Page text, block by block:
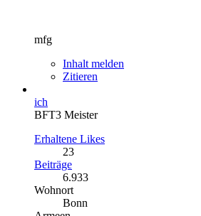
mfg
Inhalt melden
Zitieren
ich
BFT3 Meister
Erhaltene Likes
23
Beiträge
6.933
Wohnort
Bonn